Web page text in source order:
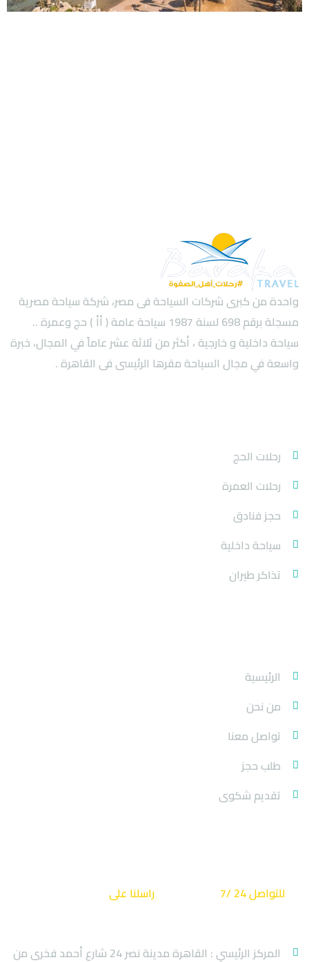
واحدة من كبرى شركات السياحة فى مصر، شركة سياحة مصرية
مسجلة برقم 698 لسنة 1987 سياحة عامة ( أأ ) حج وعمرة ..
سياحة داخلية و خارجية ، أكثر من ثلاثة عشر عاماً في المجال، خبرة
واسعة في مجال السياحة مقرها الرئيسى فى القاهرة .
رحلات الحج
رحلات العمرة
حجز فنادق
سياحة داخلية
تذاكر طيران
الرئيسية
من نحن
تواصل معنا
طلب حجز
تقديم شكوى
للتواصل 24 /7 راسلنا على
المركز الرئيسي : القاهرة مدينة نصر 24 شارع أحمد فخرى من